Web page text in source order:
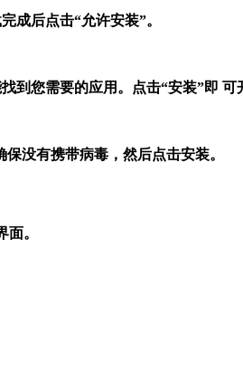
成后点击“允许安装”。
到您需要的应用。点击“安装”即 可
没有携带病毒，然后点击安装。
。